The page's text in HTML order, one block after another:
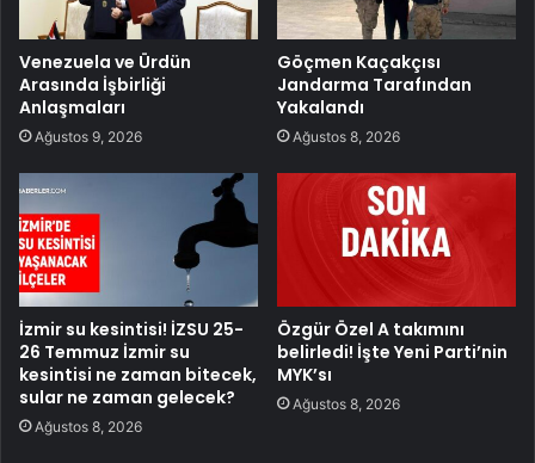
Venezuela ve Ürdün
Arasında İşbirliği
Anlaşmaları
Ağustos 9, 2026
Göçmen Kaçakçısı
Jandarma Tarafından
Yakalandı
Ağustos 8, 2026
İzmir su kesintisi! İZSU 25-
26 Temmuz İzmir su
kesintisi ne zaman bitecek,
sular ne zaman gelecek?
Ağustos 8, 2026
Özgür Özel A takımını
belirledi! İşte Yeni Parti’nin
MYK’sı
Ağustos 8, 2026